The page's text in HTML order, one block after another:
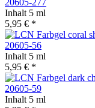
Inhalt 5 ml
5,95 € *
20605-56
Inhalt 5 ml
5,95 € *
20605-59
Inhalt 5 ml